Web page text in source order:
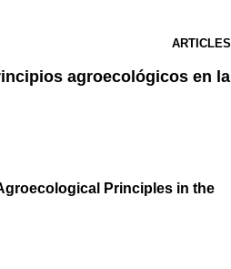
ARTICLES
agroecológicos en la
Principles in the